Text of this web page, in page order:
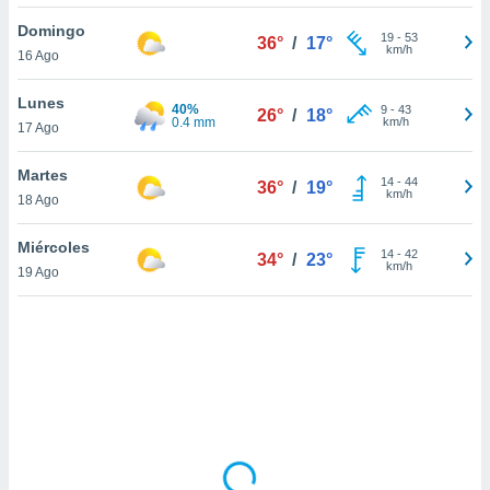
de
sitio
de que
sean
para
ni para
Domingo
16 Ago
36° / 17° 19- 53
km/h
Lunes
17 Ago
40%
0.4 mm
26° / 18° 9- 43
km/h
Martes
18 Ago
36° / 19° 14- 44
km/h
Miércoles
19 Ago
34° / 23° 14- 42
km/h